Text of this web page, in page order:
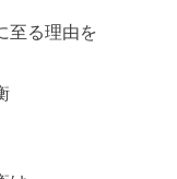
至る理由を